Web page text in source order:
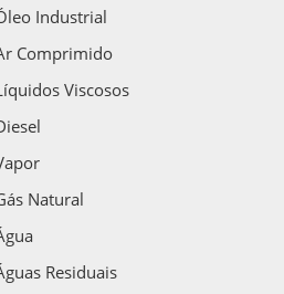
Industrial
Comprimido
Viscosos
Natural
Residuais